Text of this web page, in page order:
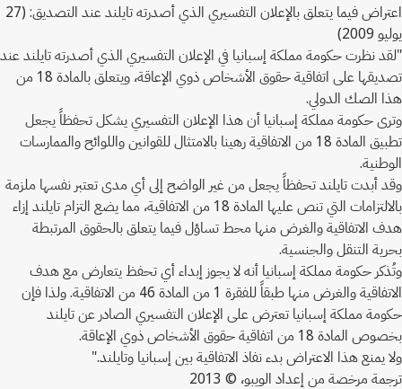
اعتراض فيما يتعلق بالإعلان التفسيري الذي أصدرته تايلند عند التصديق: (27
يوليو 2009)
"لقد نظرت حكومة مملكة إسبانيا في الإعلان التفسيري الذي أصدرته تايلند عند
تصديقها على اتفاقية حقوق الأشخاص ذوي الإعاقة، ويتعلق بالمادة 18 من
هذا الصك الدولي.
وترى حكومة مملكة إسبانيا أن هذا الإعلان التفسيري يشكل تحفظاً يجعل
تطبيق المادة 18 من الاتفاقية رهينا بالامتثال للقوانين واللوائح والممارسات
الوطنية.
وقد أبدت تايلند تحفظاً يجعل من غير الواضح إلى أي مدى تعتبر نفسها ملزمة
بالالتزامات التي تنص عليها المادة 18 من الاتفاقية، مما يضع التزام تايلند إزاء
هدف الاتفاقية والغرض منها محط تساؤل فيما يتعلق بالحقوق المرتبطة
بحرية التنقل والجنسية.
وتُذكر حكومة مملكة إسبانيا أنه لا يجوز إبداء أي تحفظ يتعارض مع هدف
الاتفاقية والغرض منها طبقاً للفقرة 1 من المادة 46 من الاتفاقية. ولذا فإن
حكومة مملكة إسبانيا تعترض على الإعلان التفسيري الصادر عن تايلند
بخصوص المادة 18 من اتفاقية حقوق الأشخاص ذوي الإعاقة.
ولا يمنع هذا الاعتراض بدء نفاذ الاتفاقية بين إسبانيا وتايلند."
ترجمة مرخصة من إعداد الويبو، © 2013